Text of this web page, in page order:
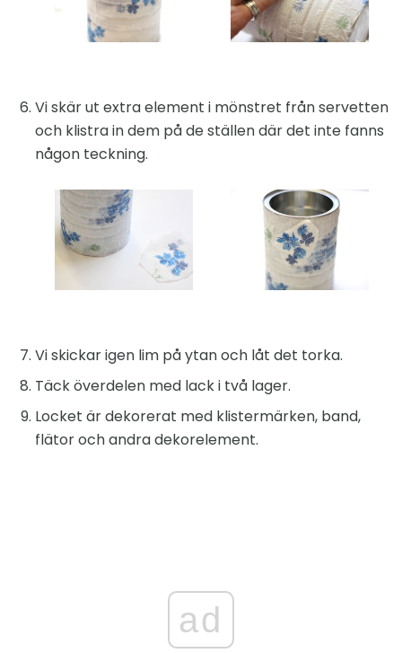
Vi skär ut extra element i mönstret från servetten
och klistra in dem på de ställen där det inte fanns
någon teckning.
Vi skickar igen lim på ytan och låt det torka.
Täck överdelen med lack i två lager.
Locket är dekorerat med klistermärken, band,
flätor och andra dekorelement.
ad